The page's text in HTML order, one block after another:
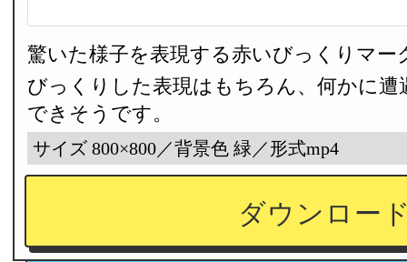
ダウンロー
驚いた様子を表現する赤いびっくりマー
びっくりした表現はもちろん、何かに
できそうです。
サイズ 800×800／背景色 緑／形式mp4